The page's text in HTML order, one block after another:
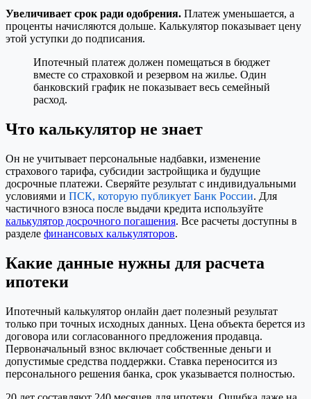
Увеличивает срок ради одобрения. Платеж уменьшается, а
проценты начисляются дольше. Калькулятор показывает цену
этой уступки до подписания.
Ипотечный платеж должен помещаться в бюджет
вместе со страховкой и резервом на жилье. Один
банковский график не показывает весь семейный
расход.
Что калькулятор не знает
Он не учитывает персональные надбавки, изменение
страхового тарифа, субсидии застройщика и будущие
досрочные платежи. Сверяйте результат с индивидуальными
условиями и ПСК, которую публикует Банк России. Для
частичного взноса после выдачи кредита используйте
калькулятор досрочного погашения. Все расчеты доступны в
разделе финансовых калькуляторов.
Какие данные нужны для расчета
ипотеки
Ипотечный калькулятор онлайн дает полезный результат
только при точных исходных данных. Цена объекта берется из
договора или согласованного предложения продавца.
Первоначальный взнос включает собственные деньги и
допустимые средства поддержки. Ставка переносится из
персонального решения банка, срок указывается полностью.